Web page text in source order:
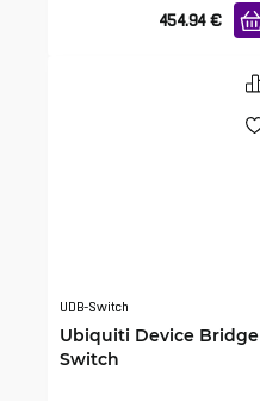
454.94 €
UDB-Switch
Ubiquiti Device Bridge
Switch